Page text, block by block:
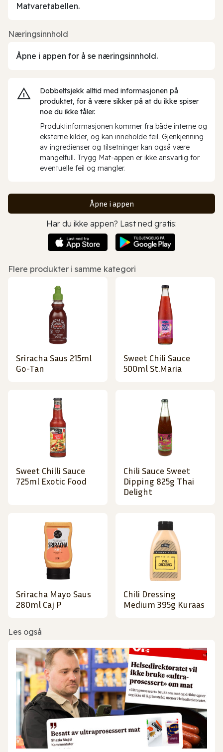
Matvaretabellen.
Næringsinnhold
Åpne i appen for å se næringsinnhold.
Dobbeltsjekk alltid med informasjonen på
produktet, for å være sikker på at du ikke spiser
noe du ikke tåler.
Produktinformasjonen kommer fra både interne og
eksterne kilder, og kan inneholde feil. Gjenkjenning
av ingredienser og tilsetninger kan også være
mangelfull. Trygg Mat-appen er ikke ansvarlig for
eventuelle feil og mangler.
Åpne i appen
Har du ikke appen? Last ned gratis:
Flere produkter i samme kategori
Sriracha Saus 215ml
Go-Tan
Sweet Chili Sauce
500ml St.Maria
Sweet Chilli Sauce
725ml Exotic Food
Chili Sauce Sweet
Dipping 825g Thai
Delight
Sriracha Mayo Saus
280ml Caj P
Chili Dressing
Medium 395g Kuraas
Les også